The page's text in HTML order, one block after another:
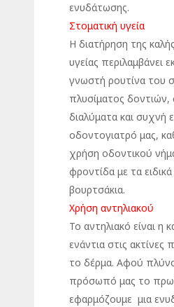
ενυδάτωσης.
Στοματική υγεία
Η διατήρηση της
υγείας περιλαμβάνει
γνωστή ρουτίνα του
πλυσίματος δοντιών,
διαλύματα και συχνή
οδοντογιατρό μας,
χρήση οδοντικού
φροντίδα με τα
βουρτσάκια.
Χρήση αντηλιακού
Το αντηλιακό είναι η
ενάντια στις
το δέρμα. Αφού
πρόσωπό μας το
εφαρμόζουμε μια